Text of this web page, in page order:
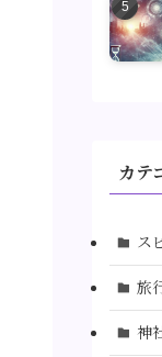
カテ
ス
旅
神